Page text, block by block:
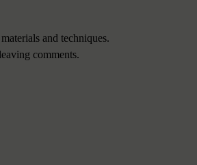
and techniques.
comments.